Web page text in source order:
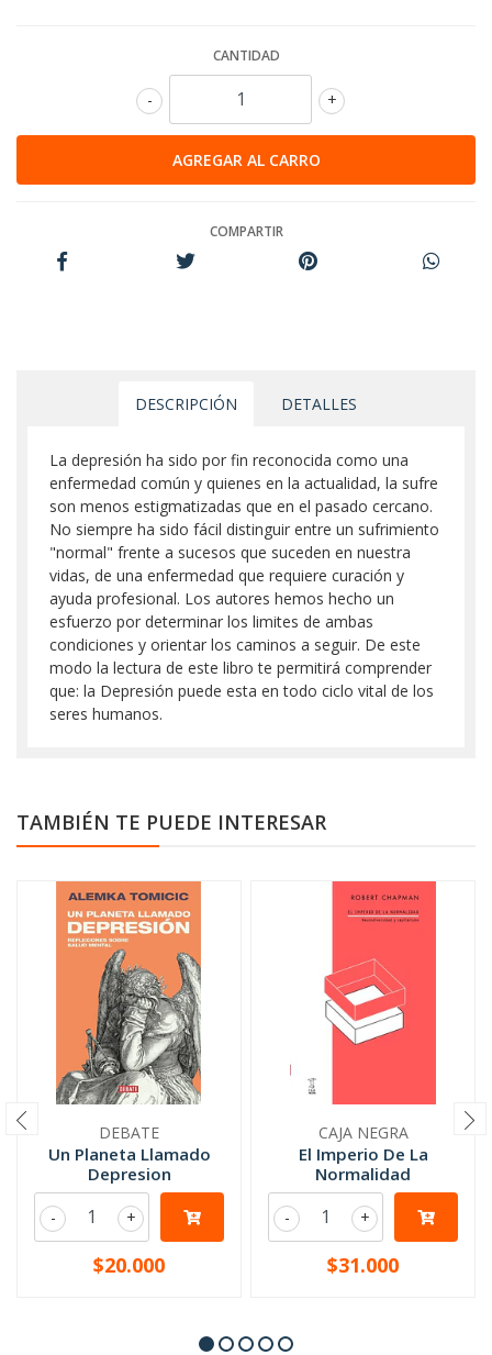
CANTIDAD
+
-
COMPARTIR
DESCRIPCIÓN DETALLES
La depresión ha sido por fin reconocida como una
enfermedad común y quienes en la actualidad, la sufre
son menos estigmatizadas que en el pasado cercano.
No siempre ha sido fácil distinguir entre un sufrimiento
"normal" frente a sucesos que suceden en nuestra
vidas, de una enfermedad que requiere curación y
ayuda profesional. Los autores hemos hecho un
esfuerzo por determinar los limites de ambas
condiciones y orientar los caminos a seguir. De este
modo la lectura de este libro te permitirá comprender
que: la Depresión puede esta en todo ciclo vital de los
seres humanos.
TAMBIÉN TE PUEDE INTERESAR
DEBATE
Un Planeta Llamado
Depresion
+
-
$20.000
CAJA NEGRA
El Imperio De La
Normalidad
+
-
$31.000